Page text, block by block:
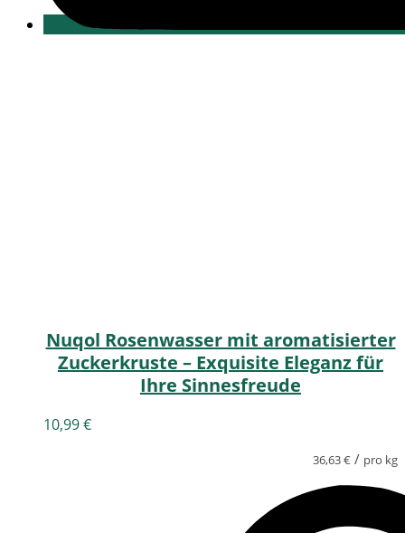
Nuqol Rosenwasser mit aromatisierter
Zuckerkruste – Exquisite Eleganz für
Ihre Sinnesfreude
10,99€
36,63€ / pro kg